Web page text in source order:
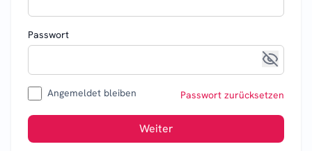
Passwort
Angemeldet bleiben Passwort zurücksetzen
Weiter